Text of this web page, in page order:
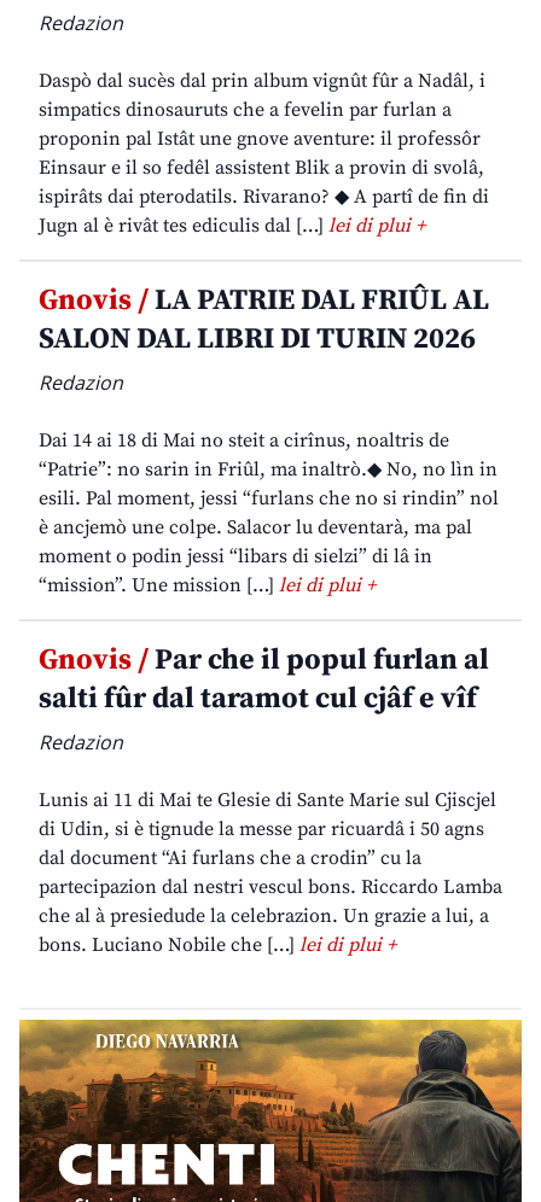
Redazion
Daspò dal sucès dal prin album vignût fûr a Nadâl, i
simpatics dinosauruts che a fevelin par furlan a
proponin pal Istât une gnove aventure: il professôr
Einsaur e il so fedêl assistent Blik a provin di svolâ,
ispirâts dai pterodatils. Rivarano? ◆ A partî de fin di
Jugn al è rivât tes ediculis dal […] lei di plui +
Gnovis /LA PATRIE DAL FRIÛL AL
SALON DAL LIBRI DI TURIN 2026
Redazion
Dai 14 ai 18 di Mai no steit a cirînus, noaltris de
“Patrie”: no sarin in Friûl, ma inaltrò.◆ No, no lìn in
esili. Pal moment, jessi “furlans che no si rindin” nol
è ancjemò une colpe. Salacor lu deventarà, ma pal
moment o podin jessi “libars di sielzi” di lâ in
“mission”. Une mission […] lei di plui +
Gnovis /Par che il popul furlan al
salti fûr dal taramot cul cjâf e vîf
Redazion
Lunis ai 11 di Mai te Glesie di Sante Marie sul Cjiscjel
di Udin, si è tignude la messe par ricuardâ i 50 agns
dal document “Ai furlans che a crodin” cu la
partecipazion dal nestri vescul bons. Riccardo Lamba
che al à presiedude la celebrazion. Un grazie a lui, a
bons. Luciano Nobile che […] lei di plui +